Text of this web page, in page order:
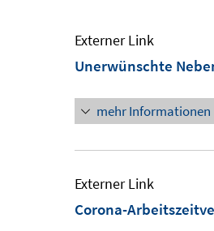
Externer Link
Unerwünschte
mehr Informationen
Externer Link
Corona-